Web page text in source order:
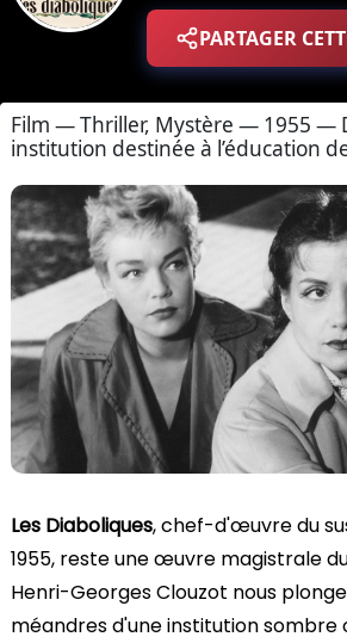
PARTAGER
Film — Thriller, Mystère — 1955 —
institution destinée à l’éducation
Les Diaboliques, chef-d'œuvre du
1955, reste une œuvre magistrale
Henri-Georges Clouzot nous
méandres d'une institution sombre